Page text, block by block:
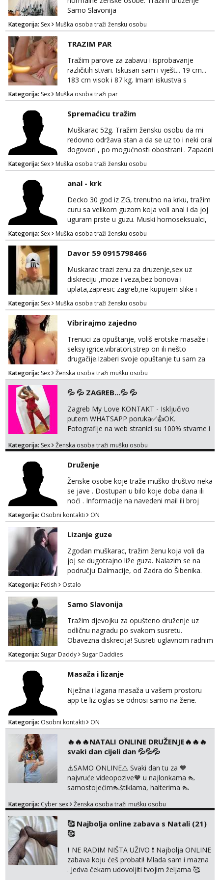
Samo Slavonija
Kategorija: Sex Muška osoba traži žensku osobu
TRAZIM PAR
Tražim parove za zabavu i isprobavanje
različitih stvari. Iskusan sam i vješt... 19 cm...
183 cm visok i 87 kg. Imam iskustva s
parovima, potpuno sam zdrava i njegovana, a
privatnost je apsolutno najvažnija. Ozbiljni
parovi mogu me kontaktirati putem
WhatsAppa ili Vibera. Samo ozbiljni parovi
trebaju slati poruke ili zvati. Blokiram one koji
nisu ozbiljni.
Kategorija: Sex Muška osoba traži par
Spremaćicu tražim
Muškarac 52g. Tražim žensku osobu da mi
redovno održava stan a da se uz to i neki oral
dogovori , po mogućnosti obostrani . Zapadni
dio Zagreba .Javiti se prvo porukom na
WhatsApp 0958634499
Kategorija: Sex Muška osoba traži žensku osobu
anal - krk
Decko 30 god iz ZG, trenutno na krku, tražim
curu sa velikom guzom koja voli anal i da joj
uguram prste u guzu. Muski homoseksualci,
parovi i transiči odjebite, ne zanimate me. Bilo
kakva placanja opcenito (gotovina) ili
unaprijed (aircash, paysafecard, bonovi) ne
dolaze u obzir. Javit se prvo porukom na
whatsapp 0958048882.
Kategorija: Sex Muška osoba traži žensku osobu
Davor 59 0915798466
Muskarac trazi zenu za druzenje,sex uz
diskreciju ,moze i veza,bez bonova i
uplata,zapresic zagreb,ne kupujem slike i
videa
Kategorija: Sex Muška osoba traži žensku osobu
Vibrirajmo zajedno
Trenuci za opuštanje, voliš erotske masaže i
seksy igrice.vibratori,strep on ili nešto
drugačije.Izaberi svoje opuštanje tu sam za
tebe.sve info na mob 095/762-8147
Kategorija: Sex Ženska osoba traži mušku osobu
💦 💦 ZAGREB...💦 💦
Zagreb My Love KONTAKT - Isključivo
putem WHATSAPP poruka✅️👍OK.
Fotografije na web stranici su 100% stvarne i
dobrodošli! Ali informacije ću vam poslati
stanu; čista kupaonica i ručnici za vas prije ili
poslije masaže, nalazim se u centru grada. 🚫
NE POZIVI ,❌️ NE SEXCAM, ❌️NE
SEXCHATTING🚫...
Kategorija: Sex Ženska osoba traži mušku osobu
Druženje
Ženske osobe koje traže muško društvo neka
se jave . Dostupan u bilo koje doba dana ili
noći . Informacije na navedeni mail ili broj
mobitela.
Kategorija: Osobni kontakti ON
Lizanje guze
Zgodan muškarac, tražim ženu koja voli da
joj se dugotrajno liže guza. Nalazim se na
području Dalmacije, od Zadra do Šibenika.
Kategorija: Fetish Ostalo
Samo Slavonija
Tražim djevojku za opušteno druženje uz
odličnu nagradu po svakom susretu.
Obavezna diskrecija! Susreti uglavnom radnim
danima tijekom dana ali nije uvjet. Samo
Slavonija. osmarios984@gmail.com
Kategorija: Sugar Daddy Sugar Daddies
Masaža i lizanje
Nježna i lagana masaža u vašem prostoru
app te liz oglas se odnosi samo na žene.
Kategorija: Osobni kontakti ON
🔥🔥🔥NATALI ONLINE DRUŽENJE🔥🔥🔥
svaki dan cijeli dan 💦💦💦
⚠️SAMO ONLINE⚠️ Svaki dan tu za 🧡
najvruće videopozive🧡 u najlonkama 👠
samostojećim👠štiklama, halterima 👠
dogovoru 🧡 Dopisivanja hot chat🧡 o
🧡 Videa🧡 solo squirt, razne anal igračke,
vibratori, s PARTNEROM, S KOLEGICAMA
lizanje, striptiz, footfetiši itd 🔞 ❣️Radim već
jako dugo, imam iskustva i više načina pla...
Kategorija: Cyber sex Ženska osoba traži mušku osobu
🥰 Najbolja online zabava s Natali (21)
🥰
❗ NE RADIM NIŠTA UŽIVO ❗ Najbolja ONLINE
zabava koju ćeš probati! Mlada sam i mazna
. Jedva čekam udovoljiti tvojim željama 🥰